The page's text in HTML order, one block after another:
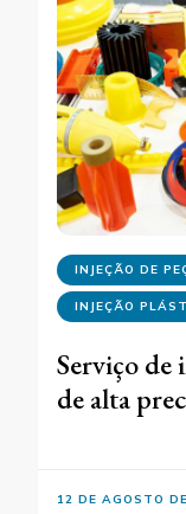
INJEÇÃO DE
INJEÇÃO
Serviço de
de alta
12 DE AGOSTO